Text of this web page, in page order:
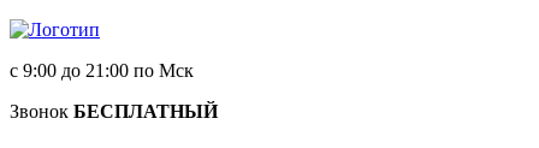
с 9:00 до 21:00 по Мск
Звонок БЕСПЛАТНЫЙ